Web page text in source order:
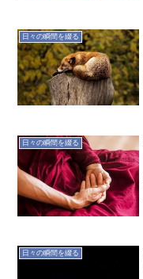
日々の瞬間を綴る
日々の瞬間を綴る
日々の瞬間を綴る